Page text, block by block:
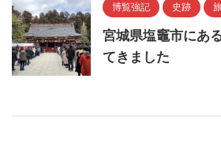
博覧強記 史跡 旅
宮城県塩竈市にあ
てきました